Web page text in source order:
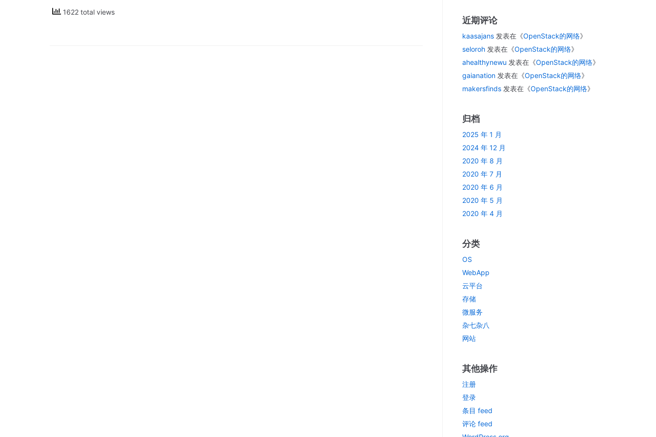
1622 total views
近期评论
kaasajans 发表在《OpenStack的网络》
seloroh 发表在《OpenStack的网络》
ahealthynewu 发表在《OpenStack的网络》
gaianation 发表在《OpenStack的网络》
makersfinds 发表在《OpenStack的网络》
归档
2025 年 1 月
2024 年 12 月
2020 年 8 月
2020 年 7 月
2020 年 6 月
2020 年 5 月
2020 年 4 月
分类
OS
WebApp
云平台
存储
微服务
杂七杂八
网站
其他操作
注册
登录
条目 feed
评论 feed